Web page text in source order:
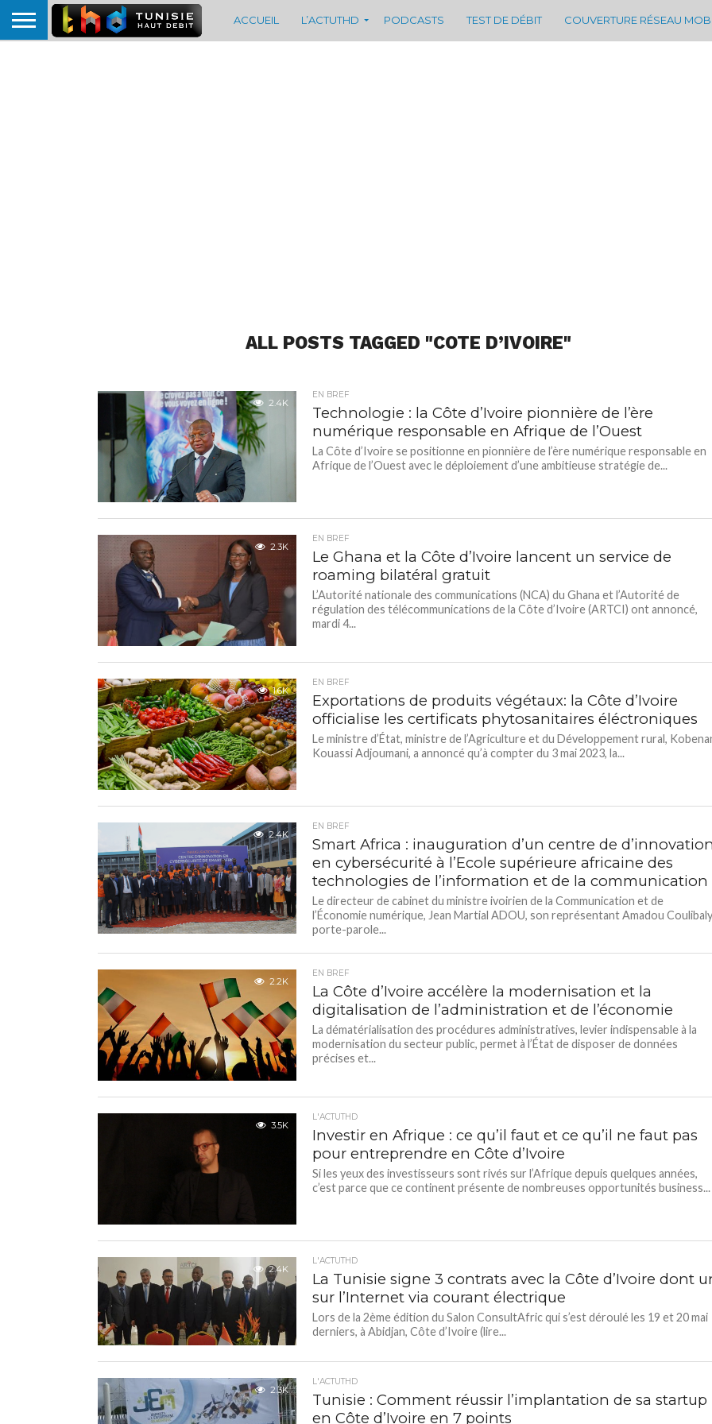
ACCUEIL L’ACTUTHD PODCASTS TEST DE DÉBIT COUVERTURE RÉSEAU
ALL POSTS TAGGED "COTE D’IVOIRE"
2.4K
EN BREF
Technologie : la Côte d’Ivoire pionnière de l’ère
numérique responsable en Afrique de l’Ouest
La Côte d’Ivoire se positionne en pionnière de l’ère numérique responsable en
Afrique de l’Ouest avec le déploiement d’une ambitieuse stratégie de...
2.3K
EN BREF
Le Ghana et la Côte d’Ivoire lancent un service de
roaming bilatéral gratuit
L’Autorité nationale des communications (NCA) du Ghana et l’Autorité de
régulation des télécommunications de la Côte d’Ivoire (ARTCI) ont annoncé,
mardi 4...
1.6K
EN BREF
Exportations de produits végétaux: la Côte d’Ivoire
officialise les certificats phytosanitaires éléctroniques
Le ministre d’État, ministre de l’Agriculture et du Développement rural,
Kouassi Adjoumani, a annoncé qu’à compter du 3 mai 2023, la...
2.4K
EN BREF
Smart Africa : inauguration d’un centre de d’innovation
en cybersécurité à l’Ecole supérieure africaine des
technologies de l’information et de la communication
Le directeur de cabinet du ministre ivoirien de la Communication et de
l’Économie numérique, Jean Martial ADOU, son représentant Amadou
porte-parole...
2.2K
EN BREF
La Côte d’Ivoire accélère la modernisation et la
digitalisation de l’administration et de l’économie
La dématérialisation des procédures administratives, levier indispensable à la
modernisation du secteur public, permet à l’État de disposer de données
précises et...
3.5K
L'ACTUTHD
Investir en Afrique : ce qu’il faut et ce qu’il ne faut pas
pour entreprendre en Côte d’Ivoire
Si les yeux des investisseurs sont rivés sur l’Afrique depuis quelques années,
c’est parce que ce continent présente de nombreuses opportunités business...
2.4K
L'ACTUTHD
La Tunisie signe 3 contrats avec la Côte d’Ivoire dont
sur l’Internet via courant électrique
Lors de la 2ème édition du Salon ConsultAfric qui s’est déroulé les 19 et 20 mai
derniers, à Abidjan, Côte d’Ivoire (lire...
2.3K
L'ACTUTHD
Tunisie : Comment réussir l’implantation de sa startup
en Côte d’Ivoire en 7 points